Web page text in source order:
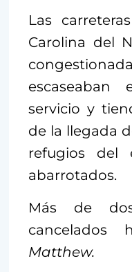
Las
Carolina del
servicio y
de la llegada
refugios del
abarrotados.
Más de
Matthew.